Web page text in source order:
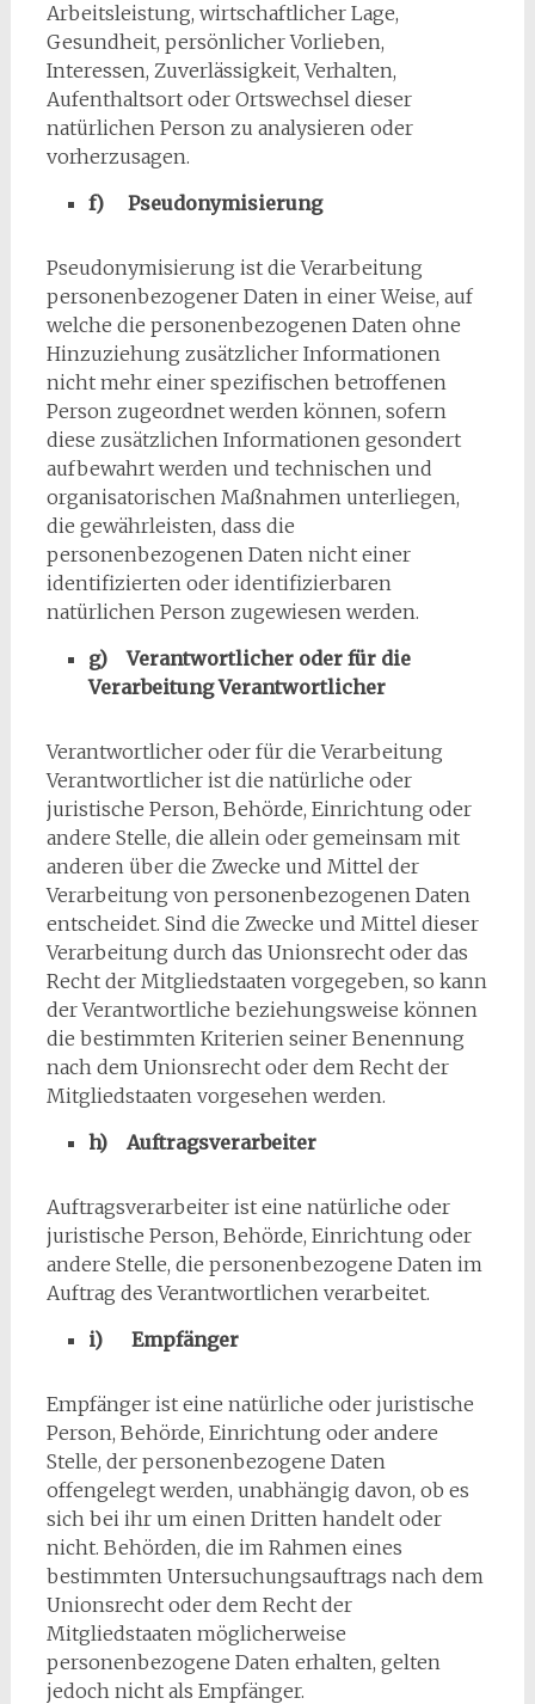
Arbeitsleistung, wirtschaftlicher Lage,
Gesundheit, persönlicher Vorlieben,
Interessen, Zuverlässigkeit, Verhalten,
Aufenthaltsort oder Ortswechsel dieser
natürlichen Person zu analysieren oder
vorherzusagen.
f) Pseudonymisierung
Pseudonymisierung ist die Verarbeitung
personenbezogener Daten in einer Weise, auf
welche die personenbezogenen Daten ohne
Hinzuziehung zusätzlicher Informationen
nicht mehr einer spezifischen betroffenen
Person zugeordnet werden können, sofern
diese zusätzlichen Informationen gesondert
aufbewahrt werden und technischen und
organisatorischen Maßnahmen unterliegen,
die gewährleisten, dass die
personenbezogenen Daten nicht einer
identifizierten oder identifizierbaren
natürlichen Person zugewiesen werden.
g) Verantwortlicher oder für die
Verarbeitung Verantwortlicher
Verantwortlicher oder für die Verarbeitung
Verantwortlicher ist die natürliche oder
juristische Person, Behörde, Einrichtung oder
andere Stelle, die allein oder gemeinsam mit
anderen über die Zwecke und Mittel der
Verarbeitung von personenbezogenen Daten
entscheidet. Sind die Zwecke und Mittel dieser
Verarbeitung durch das Unionsrecht oder das
Recht der Mitgliedstaaten vorgegeben, so kann
der Verantwortliche beziehungsweise können
die bestimmten Kriterien seiner Benennung
nach dem Unionsrecht oder dem Recht der
Mitgliedstaaten vorgesehen werden.
h) Auftragsverarbeiter
Auftragsverarbeiter ist eine natürliche oder
juristische Person, Behörde, Einrichtung oder
andere Stelle, die personenbezogene Daten im
Auftrag des Verantwortlichen verarbeitet.
i) Empfänger
Empfänger ist eine natürliche oder juristische
Person, Behörde, Einrichtung oder andere
Stelle, der personenbezogene Daten
offengelegt werden, unabhängig davon, ob es
sich bei ihr um einen Dritten handelt oder
nicht. Behörden, die im Rahmen eines
bestimmten Untersuchungsauftrags nach dem
Unionsrecht oder dem Recht der
Mitgliedstaaten möglicherweise
personenbezogene Daten erhalten, gelten
jedoch nicht als Empfänger.